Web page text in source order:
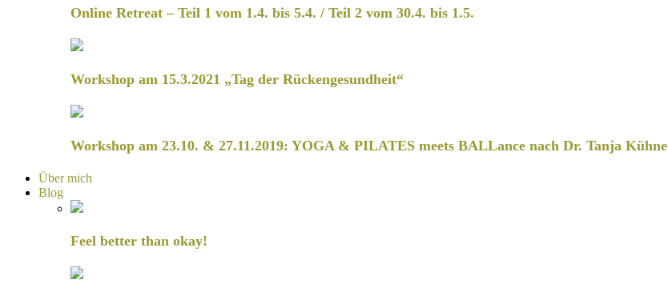
Online Retreat – Teil 1 vom 1.4. bis 5.4. / Teil 2 vom 30.4. bis 1.5.
Workshop am 15.3.2021 „Tag der Rückengesundheit“
Workshop am 23.10. & 27.11.2019: YOGA & PILATES meets BALLance nach Dr. Tanja Kühne
Über mich
Blog
Feel better than okay!